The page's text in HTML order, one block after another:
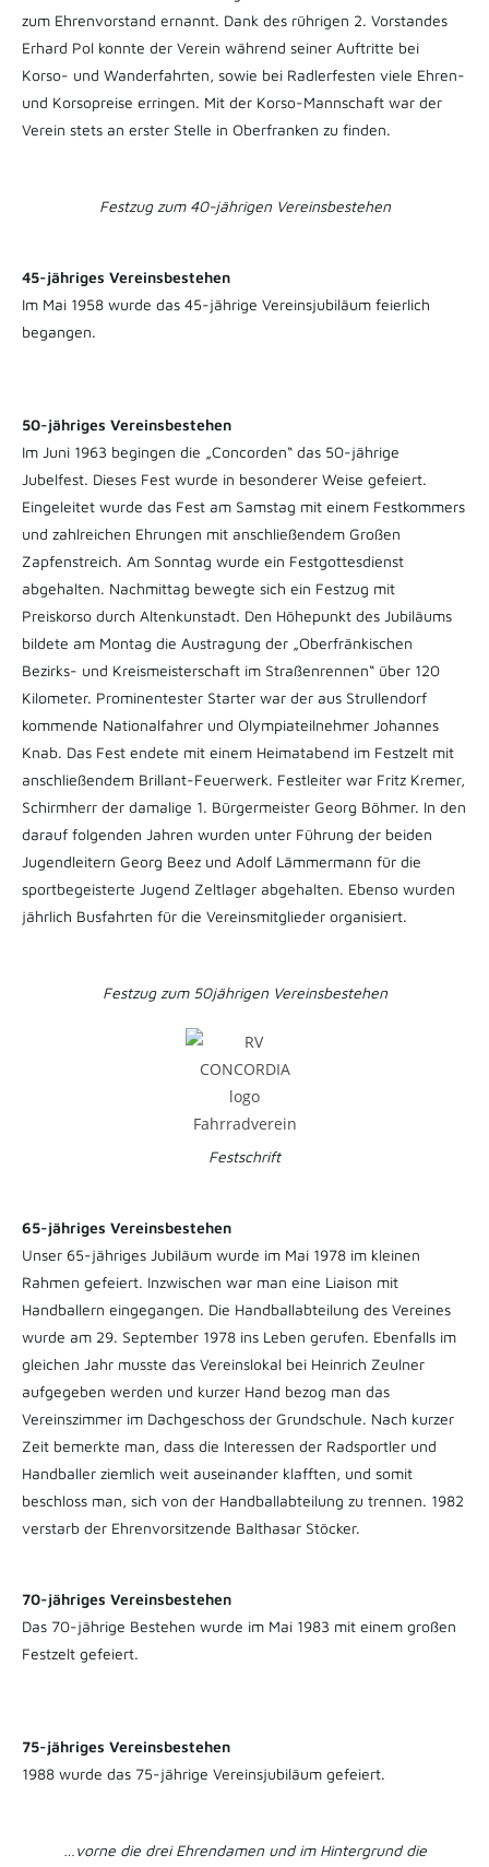
zum Ehrenvorstand ernannt. Dank des rührigen 2. Vorstandes
Erhard Pol konnte der Verein während seiner Auftritte bei
Korso- und Wanderfahrten, sowie bei Radlerfesten viele Ehren-
und Korsopreise erringen. Mit der Korso-Mannschaft war der
Verein stets an erster Stelle in Oberfranken zu finden.
Festzug zum 40-jährigen Vereinsbestehen
45-jähriges Vereinsbestehen
Im Mai 1958 wurde das 45-jährige Vereinsjubiläum feierlich
begangen.
50-jähriges Vereinsbestehen
Im Juni 1963 begingen die „Concorden“ das 50-jährige
Jubelfest. Dieses Fest wurde in besonderer Weise gefeiert.
Eingeleitet wurde das Fest am Samstag mit einem Festkommers
und zahlreichen Ehrungen mit anschließendem Großen
Zapfenstreich. Am Sonntag wurde ein Festgottesdienst
abgehalten. Nachmittag bewegte sich ein Festzug mit
Preiskorso durch Altenkunstadt. Den Höhepunkt des Jubiläums
bildete am Montag die Austragung der „Oberfränkischen
Bezirks- und Kreismeisterschaft im Straßenrennen“ über 120
Kilometer. Prominentester Starter war der aus Strullendorf
kommende Nationalfahrer und Olympiateilnehmer Johannes
Knab. Das Fest endete mit einem Heimatabend im Festzelt mit
anschließendem Brillant-Feuerwerk. Festleiter war Fritz Kremer,
Schirmherr der damalige 1. Bürgermeister Georg Böhmer. In den
darauf folgenden Jahren wurden unter Führung der beiden
Jugendleitern Georg Beez und Adolf Lämmermann für die
sportbegeisterte Jugend Zeltlager abgehalten. Ebenso wurden
jährlich Busfahrten für die Vereinsmitglieder organisiert.
Festzug zum 50jährigen Vereinsbestehen
Festschrift
65-jähriges Vereinsbestehen
Unser 65-jähriges Jubiläum wurde im Mai 1978 im kleinen
Rahmen gefeiert. Inzwischen war man eine Liaison mit
Handballern eingegangen. Die Handballabteilung des Vereines
wurde am 29. September 1978 ins Leben gerufen. Ebenfalls im
gleichen Jahr musste das Vereinslokal bei Heinrich Zeulner
aufgegeben werden und kurzer Hand bezog man das
Vereinszimmer im Dachgeschoss der Grundschule. Nach kurzer
Zeit bemerkte man, dass die Interessen der Radsportler und
Handballer ziemlich weit auseinander klafften, und somit
beschloss man, sich von der Handballabteilung zu trennen. 1982
verstarb der Ehrenvorsitzende Balthasar Stöcker.
70-jähriges Vereinsbestehen
Das 70-jährige Bestehen wurde im Mai 1983 mit einem großen
Festzelt gefeiert.
75-jähriges Vereinsbestehen
1988 wurde das 75-jährige Vereinsjubiläum gefeiert.
…vorne die drei Ehrendamen und im Hintergrund die